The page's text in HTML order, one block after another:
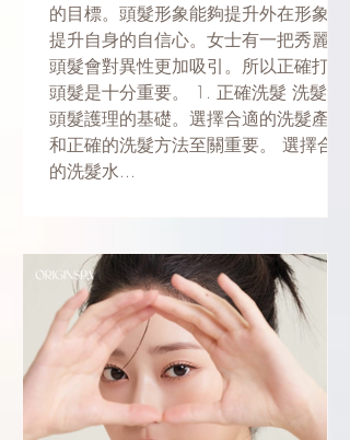
的目標。頭髮形象能夠提升外在形象，
提升自身的自信心。女士有一把秀麗的
頭髮會對異性更加吸引。所以正確打理
頭髮是十分重要。 1. 正確洗髮 洗髮是
頭髮護理的基礎。選擇合適的洗髮產品
和正確的洗髮方法至關重要。 選擇合適
的洗髮水...